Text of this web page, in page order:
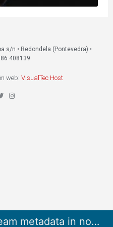
s/n • Redondela (Pontevedra) •
408139
web: VisualTec Host
Radio stream metadata in not available.